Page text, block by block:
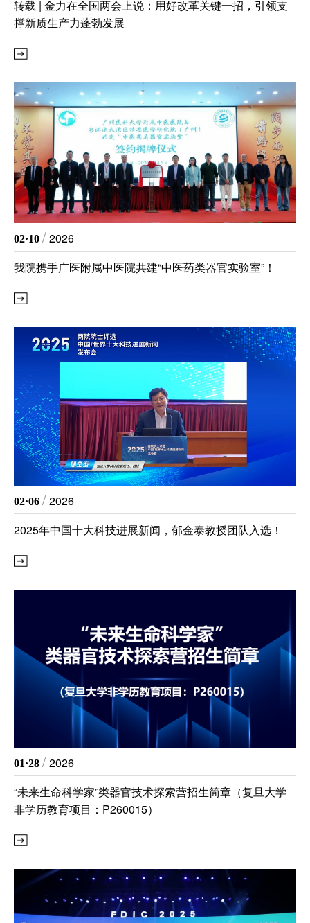
代
单细胞
分子
创新药物
转载 | 金力在全国两会上说：用好改革关键一招，引领支
撑新质生产力蓬勃发展
02·10 /2026
​我院携手广医附属中医院共建“中医药类器官实验室”！
02·06 /2026
2025年中国十大科技进展新闻，郁金泰教授团队入选！
01·28 /2026
“未来生命科学家”类器官技术探索营招生简章（复旦大学
非学历教育项目：P260015）